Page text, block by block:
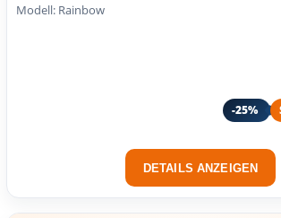
Modell: Rainbow
-25%
DETAILS ANZEIGEN